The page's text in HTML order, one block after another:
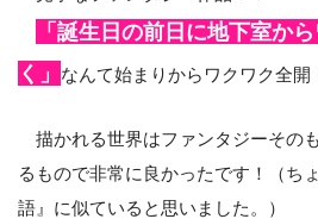
「誕生日の前日に地下室か
く」
なんて始まりからワクワク全開
描かれる世界はファンタジーその
るもので非常に良かったです！（ち
語』に似ていると思いました。）